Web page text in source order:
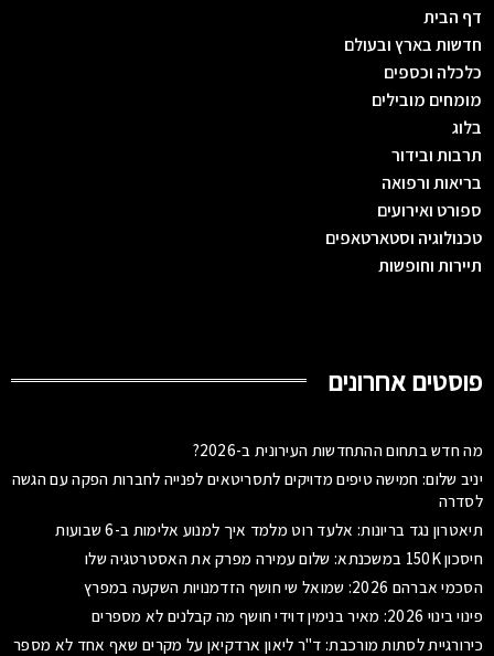
דף הבית
חדשות בארץ ובעולם
כלכלה וכספים
מומחים מובילים
בלוג
תרבות ובידור
בריאות ורפואה
ספורט ואירועים
טכנולוגיה וסטארטאפים
תיירות וחופשות
פוסטים אחרונים
מה חדש בתחום ההתחדשות העירונית ב-2026?
יניב שלום: חמישה טיפים מדויקים לתסריטאים לפנייה לחברות הפקה עם הגשה
לסדרה
תיאטרון נגד בריונות: אלעד רוט מלמד איך למנוע אלימות ב-6 שבועות
חיסכון 150K במשכנתא: שלום עמירה מפרק את האסטרטגיה שלו
הסכמי אברהם 2026: שמואל שי חושף הזדמנויות השקעה במפרץ
פינוי בינוי 2026: מאיר בנימין דוידי חושף מה קבלנים לא מספרים
כירורגיית לסתות מורכבת: ד"ר ליאון ארדקיאן על מקרים שאף אחד לא מספר